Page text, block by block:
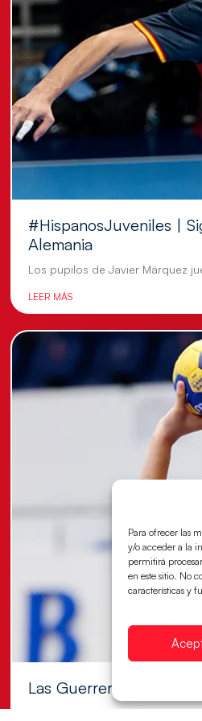
Para ofrecer las
y/o acceder a la
permitirá
en este sitio. No
características y
#HispanosJuveniles |
Alemania
Los pupilos de Javier Márquez
LEER MÁS
Las Guerreras
Las pupilas de Cristina